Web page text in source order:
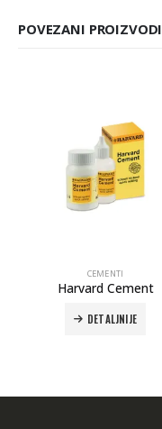
POVEZANI PROIZVODI
CEMENTI
Harvard Cement
DETALJNIJE